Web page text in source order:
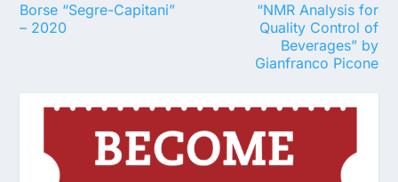
Borse “Segre-Capitani”
– 2020
“NMR Analysis for
Quality Control of
Beverages” by
Gianfranco Picone